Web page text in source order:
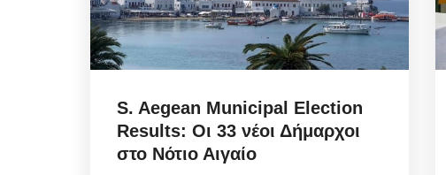
S. Aegean Municipal Election
Results: Οι 33 νέοι Δήμαρχοι
στο Νότιο Αιγαίο